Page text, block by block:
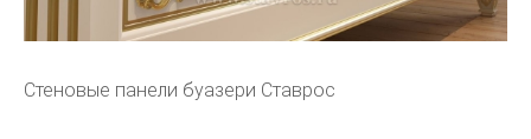
Стеновые панели буазери Ставрос